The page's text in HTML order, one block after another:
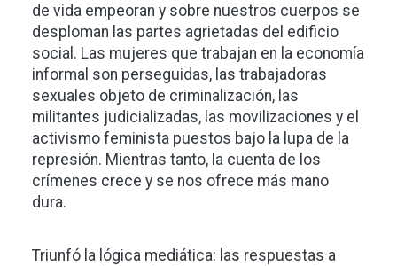
de vida empeoran y sobre nuestros cuerpos se
desploman las partes agrietadas del edificio
social. Las mujeres que trabajan en la economía
informal son perseguidas, las trabajadoras
sexuales objeto de criminalización, las
militantes judicializadas, las movilizaciones y el
activismo feminista puestos bajo la lupa de la
represión. Mientras tanto, la cuenta de los
crímenes crece y se nos ofrece más mano
dura.
Triunfó la lógica mediática: las respuestas a